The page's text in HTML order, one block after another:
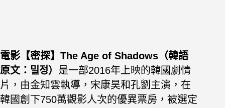
電影【密探】The Age of Shadows（韓語
原文：밀정） 是一部2016年上映的韓國劇情
片，由金知雲執導，宋康昊和孔劉主演，在
韓國創下750萬觀影人次的優異票房，被選定